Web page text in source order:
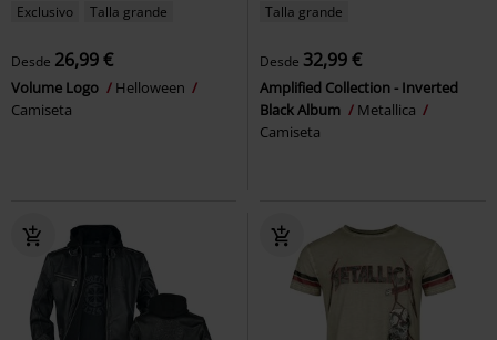
Exclusivo Talla grande
Desde 26,99 €
Volume Logo
Helloween
Camiseta
Talla grande
Desde 32,99 €
Amplified Collection - Inverted
Black Album
Metallica
Camiseta